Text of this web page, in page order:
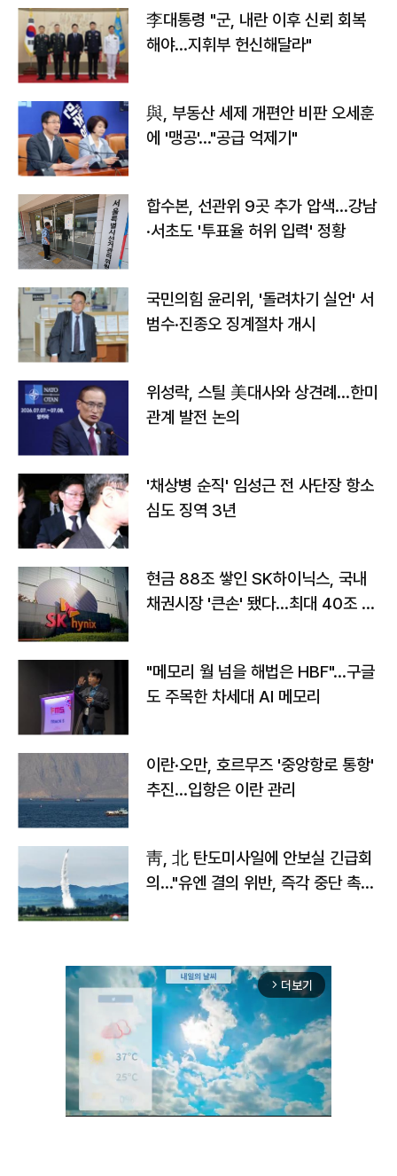
李대통령 "군, 내란 이후 신뢰 회복
해야…지휘부 헌신해달라"
與, 부동산 세제 개편안 비판 오세훈
에 '맹공'…"공급 억제기"
합수본, 선관위 9곳 추가 압색…강남
·서초도 '투표율 허위 입력' 정황
국민의힘 윤리위, '돌려차기 실언' 서
범수·진종오 징계절차 개시
위성락, 스틸 美대사와 상견례…한미
관계 발전 논의
'채상병 순직' 임성근 전 사단장 항소
심도 징역 3년
현금 88조 쌓인 SK하이닉스, 국내
채권시장 '큰손' 됐다…최대 40조 투
"메모리 월 넘을 해법은 HBF"…구글
도 주목한 차세대 AI 메모리
이란·오만, 호르무즈 '중앙항로 통항'
추진…입항은 이란 관리
靑, 北 탄도미사일에 안보실 긴급회
의…"유엔 결의 위반, 즉각 중단 촉
arrow_forward_ios 더보기